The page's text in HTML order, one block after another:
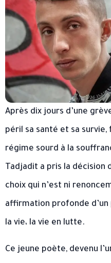
Après dix jours d’une
péril sa santé et sa survie,
régime sourd à la
Tadjadit a pris la décision
choix qui n’est ni
affirmation profonde
la vie، la vie en lutte.
Ce jeune poète, devenu